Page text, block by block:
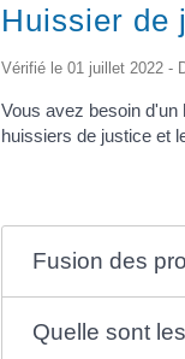
Huissier de
Vérifié le 01 juillet 2022 -
Vous avez besoin d'un
huissiers de justice et
Fusion des
Quelle sont